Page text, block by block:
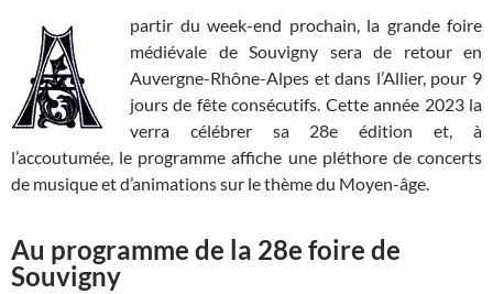
partir du week-end prochain, la grande foire
médiévale de Souvigny sera de retour en
Auvergne-Rhône-Alpes et dans l’Allier, pour 9
jours de fête consécutifs. Cette année 2023 la
verra célébrer sa 28e édition et, à
l’accoutumée, le programme affiche une pléthore de concerts
de musique et d’animations sur le thème du Moyen-âge.
Au programme de la 28e foire de
Souvigny